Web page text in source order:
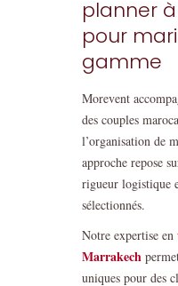
planner
pour
gamme
Morevent
des couples
l’organisation de
approche repose
rigueur logistique
sélectionnés.
Notre expertise en
Marrakech
uniques pour des